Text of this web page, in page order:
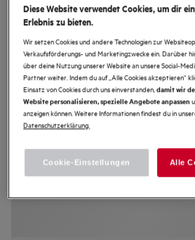
Vorteile
ProSense® passt Zeit, Wasser- und
Beladungsmenge an.
ProSense® passt Zeit, Wasser- und
Beladungsmenge an.
Effektiver Knitterschutz für weniger
Diese Website verwendet Cookies, um dir
Erlebnis zu bieten.
Wir setzen Cookies und andere Technologien zur
Verkaufsförderungs- und Marketingzwecke ein. Darüber
über deine Nutzung unserer Website an unsere Social-
Partner weiter. Indem du auf „Alle Cookies akzeptieren“
Einsatz von Cookies durch uns einverstanden,damit wir
Website personalisieren, spezielle Angebote anpassen
anzeigen können. Weitere Informationen findest du in
Datenschutzerklärung.
Cookie-Einstellungen Alle